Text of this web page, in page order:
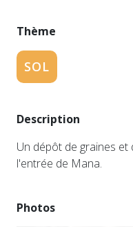
Thème
SOL
Description
Un dépôt de graines et
l'entrée de Mana.
Photos